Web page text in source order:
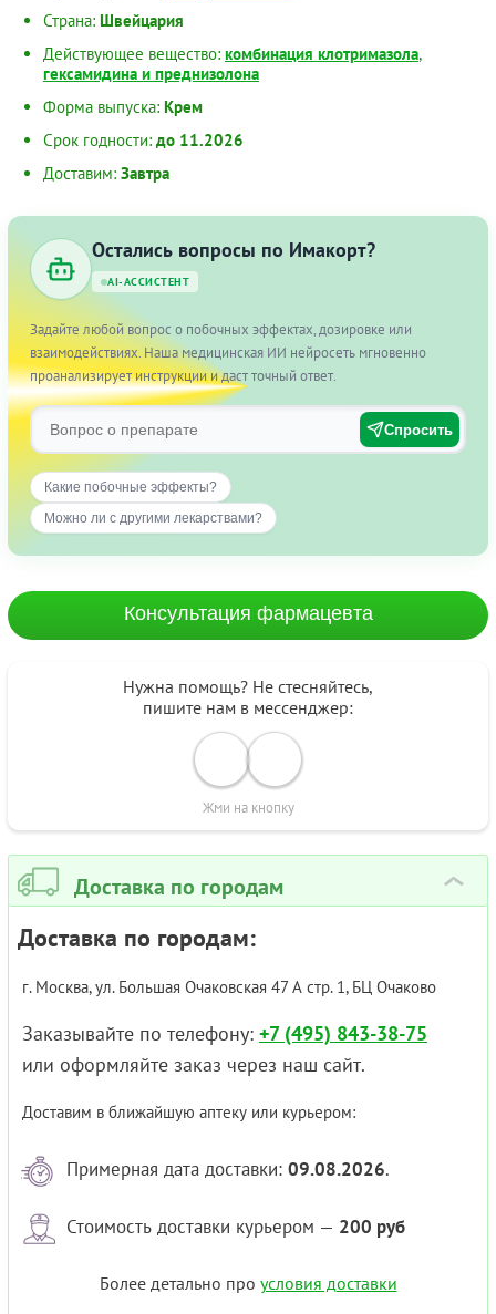
Страна: Швейцария
Действующее вещество: комбинация клотримазола,
гексамидина и преднизолона
Форма выпуска: Крем
Срок годности: до 11.2026
Доставим: Завтра
Остались вопросы по Имакорт?
AI-АССИСТЕНТ
Задайте любой вопрос о побочных эффектах, дозировке или
взаимодействиях. Наша медицинская ИИ нейросеть мгновенно
проанализирует инструкции и даст точный ответ.
Спросить
Какие побочные эффекты?
Можно ли с другими лекарствами?
Консультация фармацевта
Нужна помощь? Не стесняйтесь,
пишите нам в мессенджер:
Жми на кнопку
Доставка по городам ›
Доставка по городам:
г. Москва, ул. Большая Очаковская 47 А стр. 1, БЦ Очаково
Заказывайте по телефону: +7 (495) 843-38-75
или оформляйте заказ через наш сайт.
Доставим в ближайшую аптеку или курьером:
Примерная дата доставки: 09.08.2026.
Стоимость доставки курьером — 200 руб
Более детально про условия доставки